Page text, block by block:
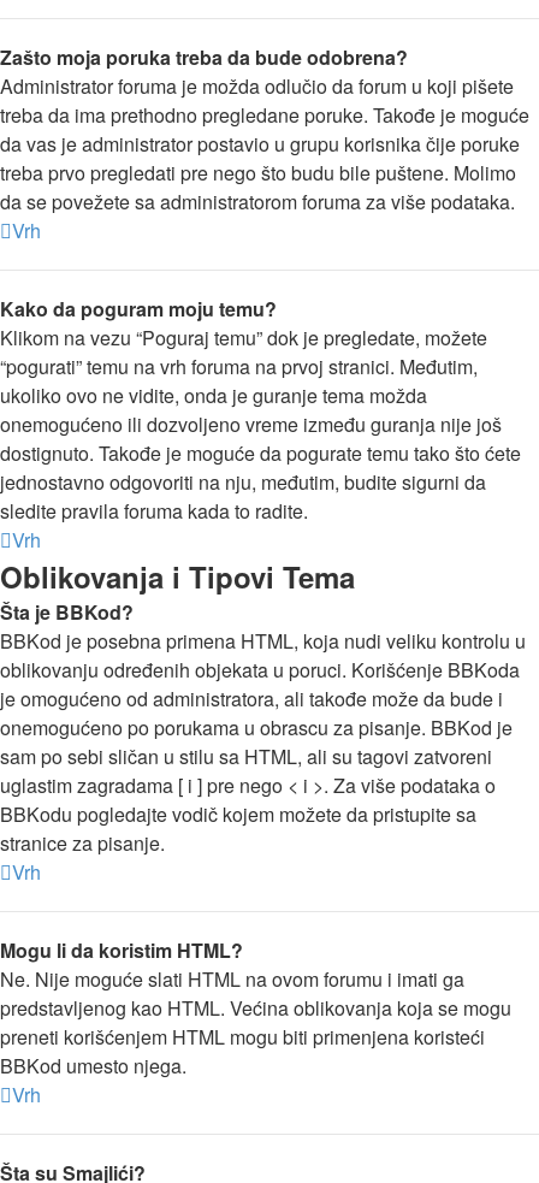
Zašto moja poruka treba da bude odobrena?
Administrator foruma je možda odlučio da forum u koji pišete
treba da ima prethodno pregledane poruke. Takođe je moguće
da vas je administrator postavio u grupu korisnika čije poruke
treba prvo pregledati pre nego što budu bile puštene. Molimo
da se povežete sa administratorom foruma za više podataka.
Vrh
Kako da poguram moju temu?
Klikom na vezu “Poguraj temu” dok je pregledate, možete
“pogurati” temu na vrh foruma na prvoj stranici. Međutim,
ukoliko ovo ne vidite, onda je guranje tema možda
onemogućeno ili dozvoljeno vreme između guranja nije još
dostignuto. Takođe je moguće da pogurate temu tako što ćete
jednostavno odgovoriti na nju, međutim, budite sigurni da
sledite pravila foruma kada to radite.
Vrh
Oblikovanja i Tipovi Tema
Šta je BBKod?
BBKod je posebna primena HTML, koja nudi veliku kontrolu u
oblikovanju određenih objekata u poruci. Korišćenje BBKoda
je omogućeno od administratora, ali takođe može da bude i
onemogućeno po porukama u obrascu za pisanje. BBKod je
sam po sebi sličan u stilu sa HTML, ali su tagovi zatvoreni
uglastim zagradama [ i ] pre nego < i >. Za više podataka o
BBKodu pogledajte vodič kojem možete da pristupite sa
stranice za pisanje.
Vrh
Mogu li da koristim HTML?
Ne. Nije moguće slati HTML na ovom forumu i imati ga
predstavljenog kao HTML. Većina oblikovanja koja se mogu
preneti korišćenjem HTML mogu biti primenjena koristeći
BBKod umesto njega.
Vrh
Šta su Smajlići?